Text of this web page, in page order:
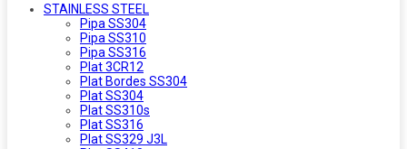
STAINLESS STEEL
Pipa SS304
Pipa SS310
Pipa SS316
Plat 3CR12
Plat Bordes SS304
Plat SS304
Plat SS310s
Plat SS316
Plat SS329 J3L